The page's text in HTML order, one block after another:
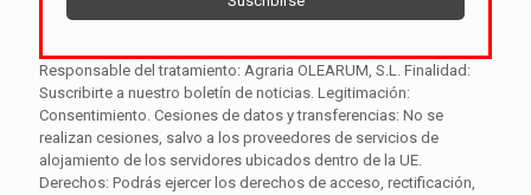
Responsable del tratamiento: Agraria OLEARUM, S.L. Finalidad:
Suscribirte a nuestro boletín de noticias. Legitimación:
Consentimiento. Cesiones de datos y transferencias: No se
realizan cesiones, salvo a los proveedores de servicios de
alojamiento de los servidores ubicados dentro de la UE.
Derechos: Podrás ejercer los derechos de acceso, rectificación,